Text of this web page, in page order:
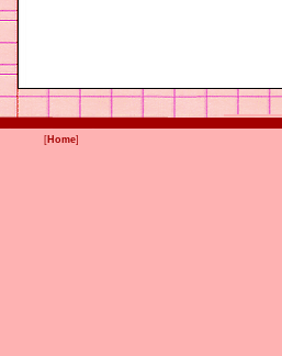
[Home]